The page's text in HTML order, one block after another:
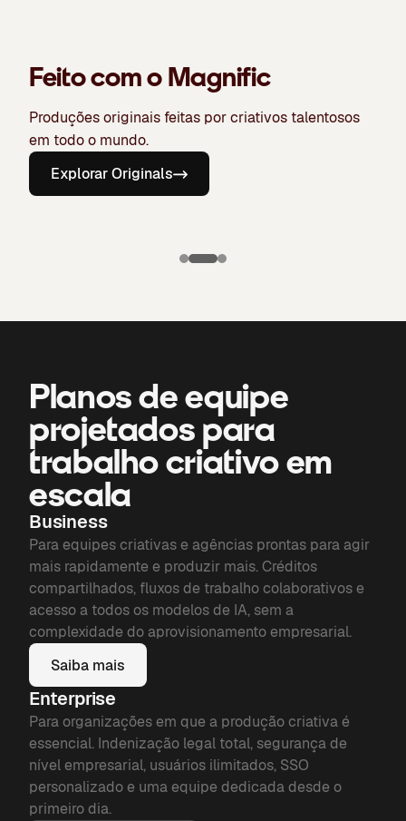
Feito com o Magnific
Produções originais feitas por criativos talentosos
em todo o mundo.
Explorar Originals
of Bone
Planos de equipe
projetados para
trabalho criativo em
escala
Business
Para equipes criativas e agências prontas para agir
mais rapidamente e produzir mais. Créditos
compartilhados, fluxos de trabalho colaborativos e
acesso a todos os modelos de IA, sem a
complexidade do aprovisionamento empresarial.
Saiba mais
Enterprise
Para organizações em que a produção criativa é
essencial. Indenização legal total, segurança de
nível empresarial, usuários ilimitados, SSO
personalizado e uma equipe dedicada desde o
primeiro dia.